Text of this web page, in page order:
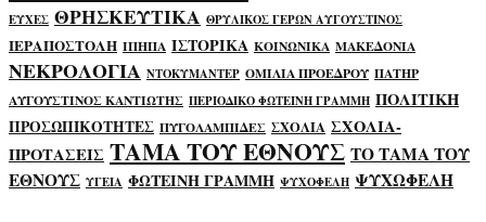
ΕΥΧΕΣ ΘΡΗΣΚΕΥΤΙΚΑ ΘΡΥΛΙΚΟΣ ΓΕΡΩΝ ΑΥΓΟΥΣΤΙΝΟΣ
ΙΕΡΑΠΟΣΤΟΛΗ ΙΠΗΠΑ ΙΣΤΟΡΙΚΑ ΚΟΙΝΩΝΙΚΑ ΜΑΚΕΔΟΝΙΑ
ΝΕΚΡΟΛΟΓΙΑ ΝΤΟΚΥΜΑΝΤΕΡ ΟΜΙΛΙΑ ΠΡΟΕΔΡΟΥ ΠΑΤΗΡ
ΑΥΓΟΥΣΤΙΝΟΣ ΚΑΝΤΙΩΤΗΣ ΠΕΡΙΟΔΙΚΟ ΦΩΤΕΙΝΗ ΓΡΑΜΜΗ ΠΟΛΙΤΙΚΗ
ΠΡΟΣΩΠΙΚΟΤΗΤΕΣ ΠΥΓΟΛΑΜΠΙΔΕΣ ΣΧΟΛΙΑ ΣΧΟΛΙΑ-
ΠΡΟΤΑΣΕΙΣ ΤΑΜΑ ΤΟΥ ΕΘΝΟΥΣ ΤΟ ΤΑΜΑ ΤΟΥ
ΕΘΝΟΥΣ ΥΓΕΙΑ ΦΩΤΕΙΝΗ ΓΡΑΜΜΗ ΨΥΧΟΦΕΛΗ ΨΥΧΩΦΕΛΗ